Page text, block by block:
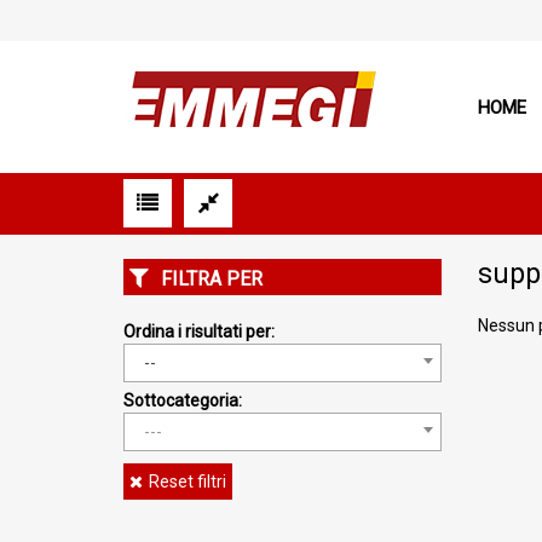
HOME
FILTRA PER
Ordina i risultati per:
--
Sottocategoria:
---
Reset filtri